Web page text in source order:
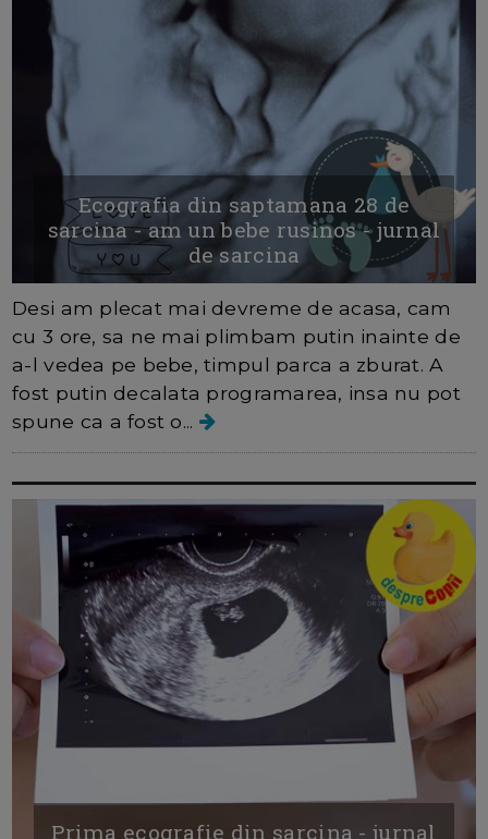
Ecografia din saptamana 28 de
sarcina - am un bebe rusinos - jurnal
de sarcina
Desi am plecat mai devreme de acasa, cam
cu 3 ore, sa ne mai plimbam putin inainte de
a-l vedea pe bebe, timpul parca a zburat. A
fost putin decalata programarea, insa nu pot
spune ca a fost o...
Prima ecografie din sarcina - jurnal